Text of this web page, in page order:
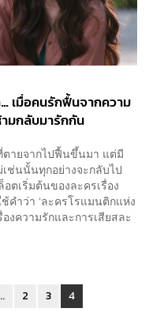
… เมื่อคนรักฟื้นจากความ
มกลับมารักกัน
ายจากไปฟื้นขึ้นมา แต่มี
ช่นนั้นทุกอย่างจะกลับไป
ตเริ่มต้นของละครเรื่อง
ช้คำว่า ‘ละครโรแมนติกแห่ง
งความรักและการเสียสละ
2 3 4